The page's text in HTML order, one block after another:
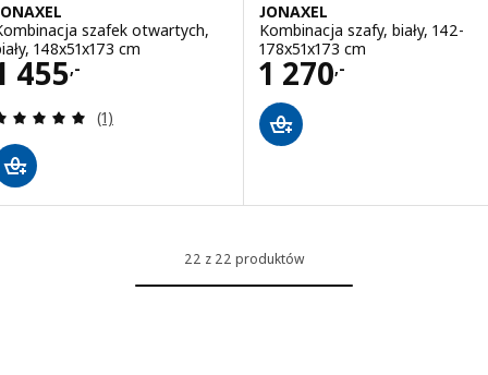
szafek otwartych,
148x51x173 cm
455,-
1455,-
Recenzja: 5 z 5 gwiazdki. Łączna liczba recenzji:
(1)
JONAXEL
Kombinacja szafy, biały, 142-
178x51x173 cm
1 270,-
Cena 1270,-
22 z 22 produktów